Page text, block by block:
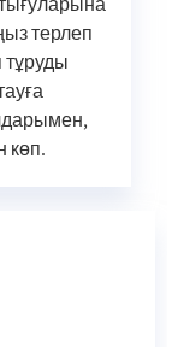
терлеп
тұруды
көп.